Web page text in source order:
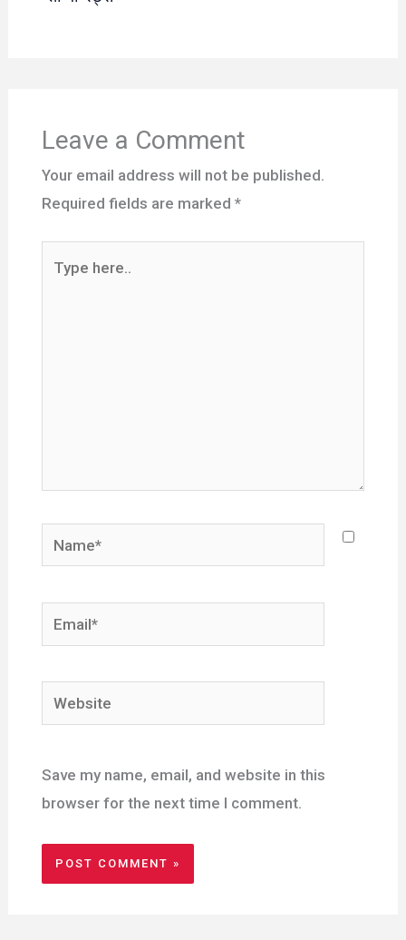
Leave a Comment
Your email address will not be published.
Required fields are marked *
here..
Name*
Email*
Website
Save my name, email, and website in this
browser for the next time I comment.